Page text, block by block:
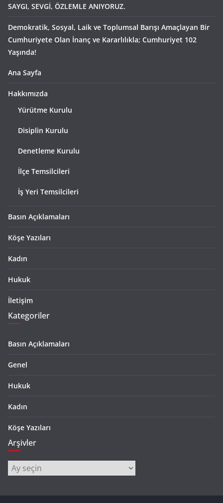
SAYGI, SEVGİ, ÖZLEMLE ANIYORUZ.
Demokratik, Sosyal, Laik ve Toplumsal Barışı Amaçlayan Bir
Cumhuriyete Olan İnanç ve Kararlılıkla; Cumhuriyet 102
Yaşında!
Ana Sayfa
Hakkımızda
Yürütme Kurulu
Disiplin Kurulu
Denetleme Kurulu
İlçe Temsilcileri
İş Yeri Temsilcileri
Basın Açıklamaları
Köşe Yazıları
Kadın
Hukuk
İletişim
Kategoriler
Basın Açıklamaları
Genel
Hukuk
Kadın
Köşe Yazıları
Arşivler
Arşivler